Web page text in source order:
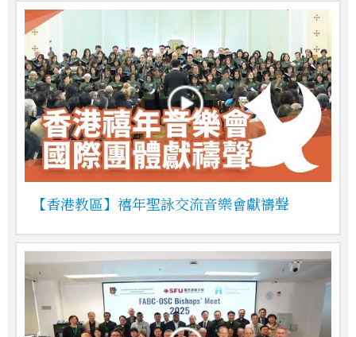
【香港教區】禧年聖詠交流音樂會獻禱聲